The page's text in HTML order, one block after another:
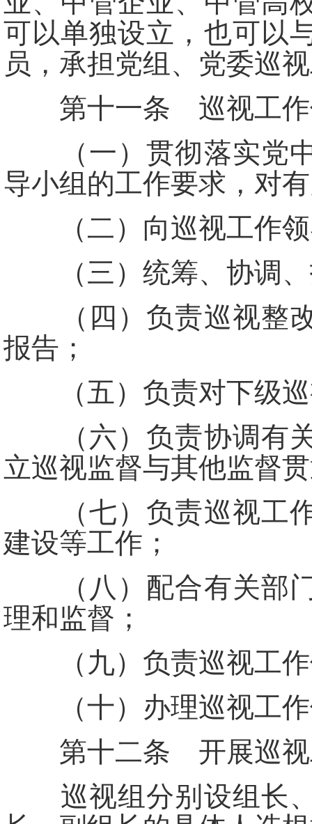
可以单独设立，也可以
员，承担党组、党委巡
第十一条 巡视工作
（一）贯彻落实党中
导小组的工作要求，对
（二）向巡视工作领
（三）统筹、协调、
（四）负责巡视整改
报告；
（五）负责对下级巡
（六）负责协调有关
立巡视监督与其他监督
（七）负责巡视工作
建设等工作；
（八）配合有关部门
理和监督；
（九）负责巡视工作
（十）办理巡视工作
第十二条 开展巡视
巡视组分别设组长、